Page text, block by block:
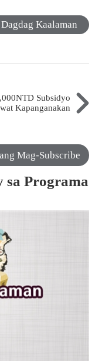
Dagdag Kaalaman
Subsidyo
Kapanganakan
Mag-Subscribe
sa Programa